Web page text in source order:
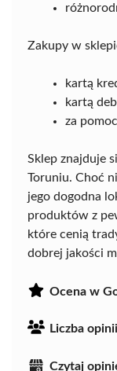
Zakupy w
kartą
kartą
za
Sklep znajduje
Toruniu. Choć
jego dogodna
produktów z
które cenią
dobrej jakości
Ocena w
Liczba
Czytaj